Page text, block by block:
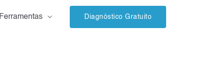
Ferramentas Diagnóstico Gratuito